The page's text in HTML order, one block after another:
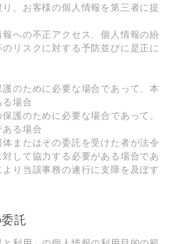
、お客様の個人情報を第三者に提
への不正アクセス、個⼈情報の紛
リスクに対する予防並びに是正に
のために必要な場合であって、本
る場合
護のために必要な場合であって、
る場合
またはその委託を受けた者が法令
して協⼒する必要がある場合であ
り当該事務の遂⾏に⽀障を及ぼす
託